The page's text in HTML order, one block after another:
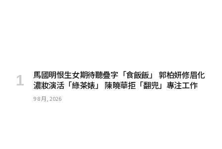
馬國明恨生女期待聽疊字「食飯飯」 郭柏妍修眉化
濃妝演活「綠茶婊」 陳曉華拒「翻兜」專注工作
9 8 月, 2026